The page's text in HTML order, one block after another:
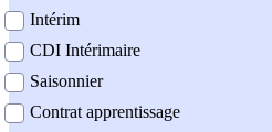
Intérim
CDI Intérimaire
Saisonnier
Contrat apprentissage